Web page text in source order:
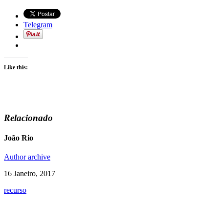
Telegram
Like this:
Relacionado
João Rio
Author archive
16 Janeiro, 2017
recurso